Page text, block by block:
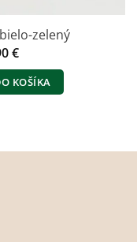
zelený
€
KOŠÍKA